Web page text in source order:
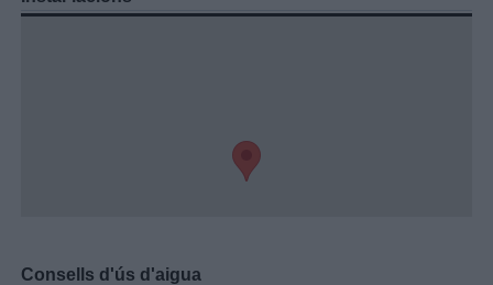
Consells d'ús d'aigua